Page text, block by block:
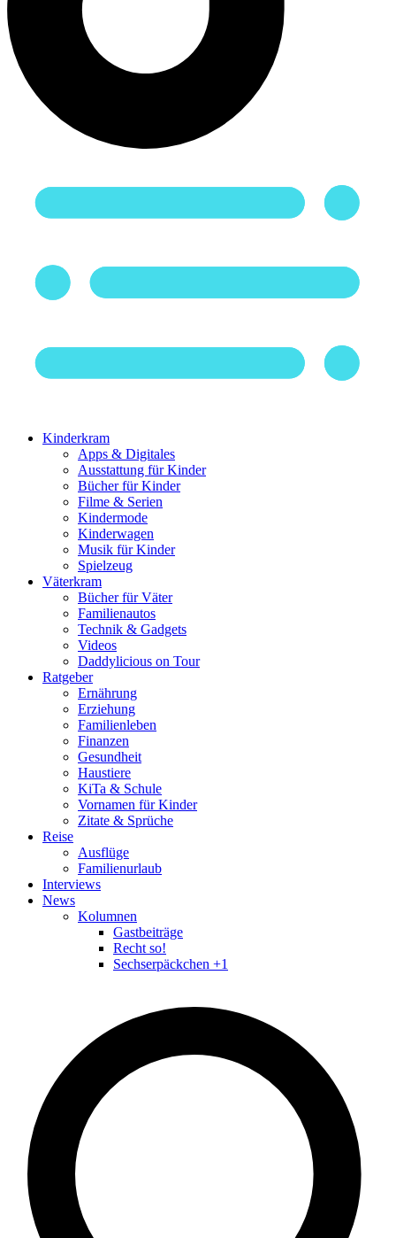
Kinderkram
Apps & Digitales
Ausstattung für Kinder
Bücher für Kinder
Filme & Serien
Kindermode
Kinderwagen
Musik für Kinder
Spielzeug
Väterkram
Bücher für Väter
Familienautos
Technik & Gadgets
Videos
Daddylicious on Tour
Ratgeber
Ernährung
Erziehung
Familienleben
Finanzen
Gesundheit
Haustiere
KiTa & Schule
Vornamen für Kinder
Zitate & Sprüche
Reise
Ausflüge
Familienurlaub
Interviews
News
Kolumnen
Gastbeiträge
Recht so!
Sechserpäckchen +1